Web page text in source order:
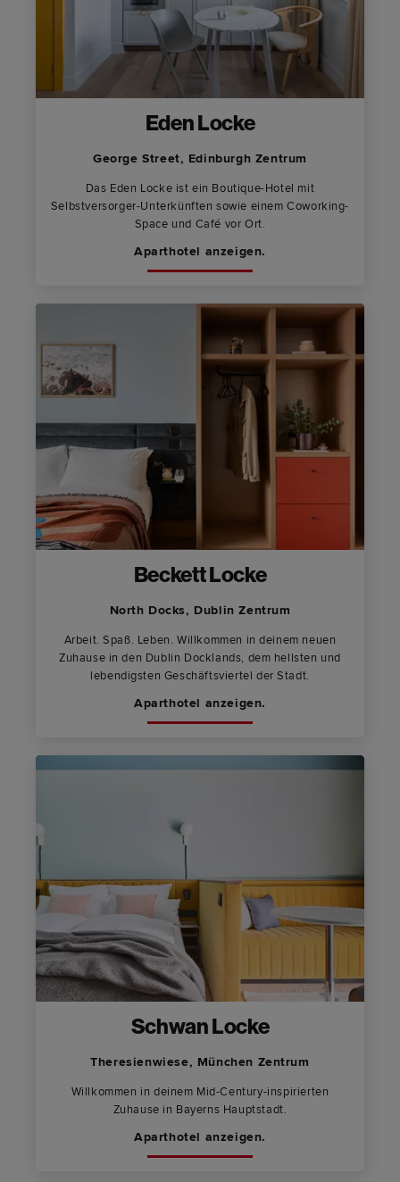
Eden Locke
George Street, Edinburgh Zentrum
Das Eden Locke ist ein Boutique-Hotel mit
Selbstversorger-Unterkünften sowie einem Coworking-
Space und Café vor Ort.
Aparthotel anzeigen.
Beckett Locke
North Docks, Dublin Zentrum
Arbeit. Spaß. Leben. Willkommen in deinem neuen
Zuhause in den Dublin Docklands, dem hellsten und
lebendigsten Geschäftsviertel der Stadt.
Aparthotel anzeigen.
Schwan Locke
Theresienwiese, München Zentrum
Willkommen in deinem Mid-Century-inspirierten
Zuhause in Bayerns Hauptstadt.
Aparthotel anzeigen.